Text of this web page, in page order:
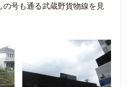
の号も通る武蔵野貨物線を見